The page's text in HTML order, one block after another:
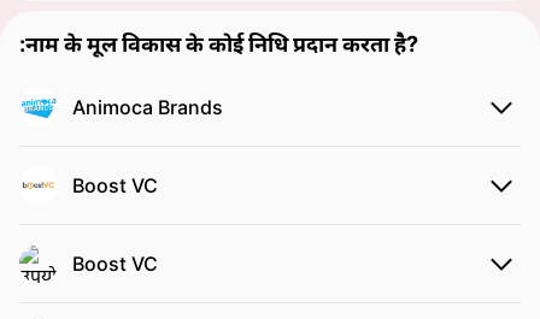
:नाम के मूल विकास के कोई निधि प्रदान करता है?
Animoca Brands
Boost VC
Boost VC